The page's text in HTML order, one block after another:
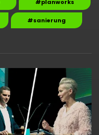
#planworks
#sanierung